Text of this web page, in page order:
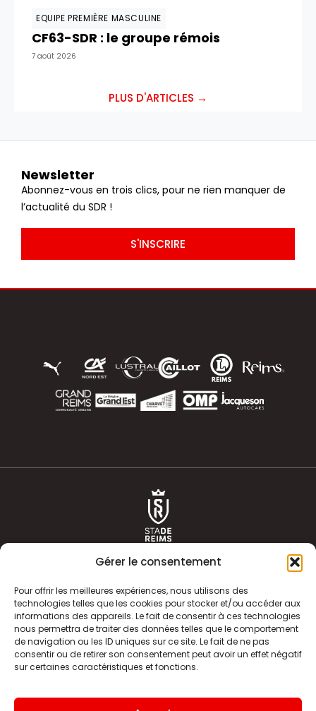
Gérer le consentement
Pour offrir les meilleures expériences, nous utilisons des
technologies telles que les cookies pour stocker et/ou accéder aux
informations des appareils. Le fait de consentir à ces technologies
nous permettra de traiter des données telles que le comportement
de navigation ou les ID uniques sur ce site. Le fait de ne pas
consentir ou de retirer son consentement peut avoir un effet négatif
sur certaines caractéristiques et fonctions.
EQUIPE PREMIÈRE MASCULINE
CF63-SDR : le groupe rémois
7 août 2026
PLUS D'ARTICLES →
Newsletter
Abonnez-vous en trois clics, pour ne rien manquer de
l’actualité du SDR !
S'INSCRIRE
ACTUALITÉS
CLUB
BOUTIQUE
HISTOIRE
ÉQUIPE PREMIERE
INFOS ET CONTACT